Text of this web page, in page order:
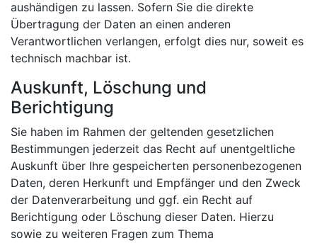
aushändigen zu lassen. Sofern Sie die direkte
Übertragung der Daten an einen anderen
Verantwortlichen verlangen, erfolgt dies nur, soweit es
technisch machbar ist.
Auskunft, Löschung und
Berichtigung
Sie haben im Rahmen der geltenden gesetzlichen
Bestimmungen jederzeit das Recht auf unentgeltliche
Auskunft über Ihre gespeicherten personenbezogenen
Daten, deren Herkunft und Empfänger und den Zweck
der Datenverarbeitung und ggf. ein Recht auf
Berichtigung oder Löschung dieser Daten. Hierzu
sowie zu weiteren Fragen zum Thema